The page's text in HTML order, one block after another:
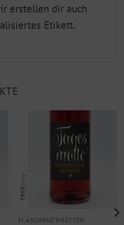
erstellen dir auch
Etikett.
FLASCHENETIKETTEN